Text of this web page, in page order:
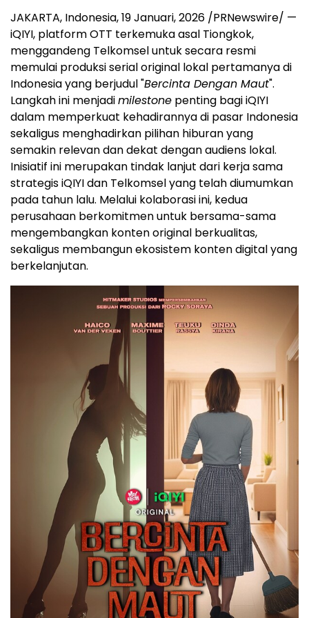
JAKARTA, Indonesia, 19 Januari, 2026 /PRNewswire/ —
iQIYI, platform OTT terkemuka asal Tiongkok,
menggandeng Telkomsel untuk secara resmi
memulai produksi serial original lokal pertamanya di
Indonesia yang berjudul "Bercinta Dengan Maut".
Langkah ini menjadimilestone penting bagi iQIYI
dalam memperkuat kehadirannya di pasar Indonesia
sekaligus menghadirkan pilihan hiburan yang
semakin relevan dan dekat dengan audiens lokal.
Inisiatif ini merupakan tindak lanjut dari kerja sama
strategis iQIYI dan Telkomsel yang telah diumumkan
pada tahun lalu. Melalui kolaborasi ini, kedua
perusahaan berkomitmen untuk bersama-sama
mengembangkan konten original berkualitas,
sekaligus membangun ekosistem konten digital yang
berkelanjutan.